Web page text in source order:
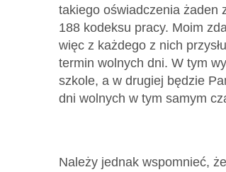
takiego oświadczenia żaden
188 kodeksu pracy. Moim
więc z każdego z nich
termin wolnych dni. W tym
szkole, a w drugiej będzie
dni wolnych w tym samym
Należy jednak wspomnieć,